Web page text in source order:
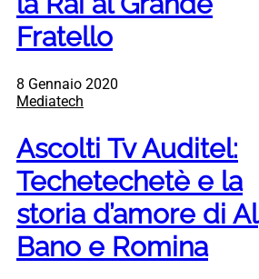
Fratello
8 Gennaio 2020
Mediatech
Ascolti Tv Auditel:
Techetechetè e la
storia d’amore di Al
Bano e Romina